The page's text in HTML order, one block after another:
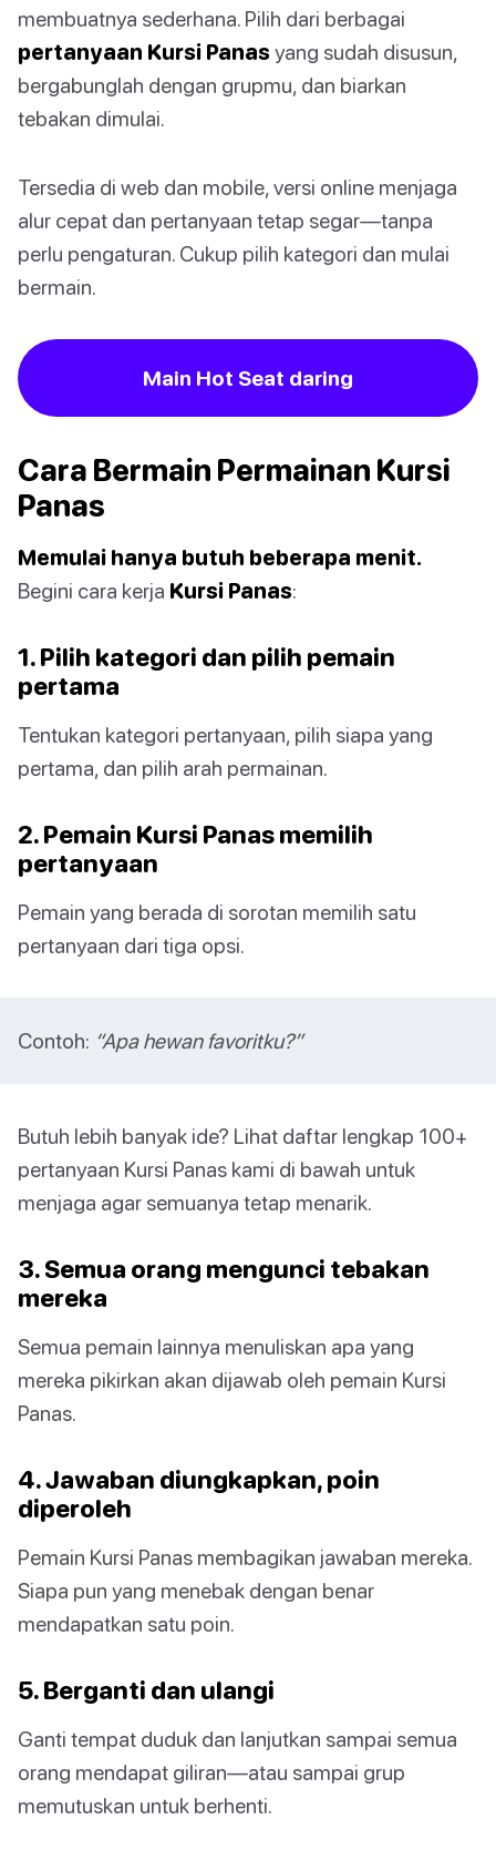
membuatnya sederhana. Pilih dari berbagai
pertanyaan Kursi Panasyang sudah disusun,
bergabunglah dengan grupmu, dan biarkan
tebakan dimulai.
Tersedia di web dan mobile, versi online menjaga
alur cepat dan pertanyaan tetap segar—tanpa
perlu pengaturan. Cukup pilih kategori dan mulai
bermain.
Main Hot Seat daring
Cara Bermain Permainan Kursi
Panas
Memulai hanya butuh beberapa menit.
Begini cara kerja Kursi Panas:
1. Pilih kategori dan pilih pemain
pertama
Tentukan kategori pertanyaan, pilih siapa yang
pertama, dan pilih arah permainan.
2. Pemain Kursi Panas memilih
pertanyaan
Pemain yang berada di sorotan memilih satu
pertanyaan dari tiga opsi.
Contoh: “Apa hewan favoritku?”
Butuh lebih banyak ide? Lihat daftar lengkap 100+
pertanyaan Kursi Panas kami di bawah untuk
menjaga agar semuanya tetap menarik.
3. Semua orang mengunci tebakan
mereka
Semua pemain lainnya menuliskan apa yang
mereka pikirkan akan dijawab oleh pemain Kursi
Panas.
4. Jawaban diungkapkan, poin
diperoleh
Pemain Kursi Panas membagikan jawaban mereka.
Siapa pun yang menebak dengan benar
mendapatkan satu poin.
5. Berganti dan ulangi
Ganti tempat duduk dan lanjutkan sampai semua
orang mendapat giliran—atau sampai grup
memutuskan untuk berhenti.